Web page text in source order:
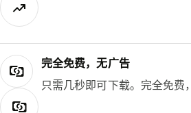
完全免费，无广告
只需几秒即可下载。完全免费